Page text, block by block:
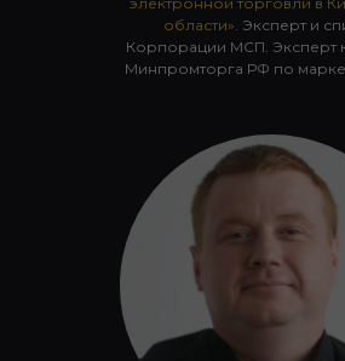
области». Эксперт и
Корпорации МСП. Эксперт
Минпромторга РФ по